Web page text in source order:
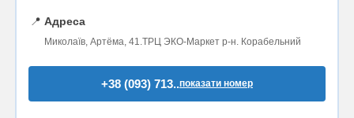
📍 Адреса
Миколаїв, Артёма, 41.ТРЦ ЭКО-Маркет р-н. Корабельний
+38 (093) 713..показати номер